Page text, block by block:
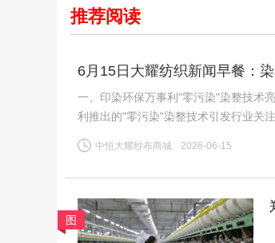
推荐阅读
6月15日大耀纺织新闻早餐：
一、印染环保万事利"零污染"染整技术
利推出的"零污染"染整技术引发行业关
中恒大耀纱布商城 2026-06-15
图